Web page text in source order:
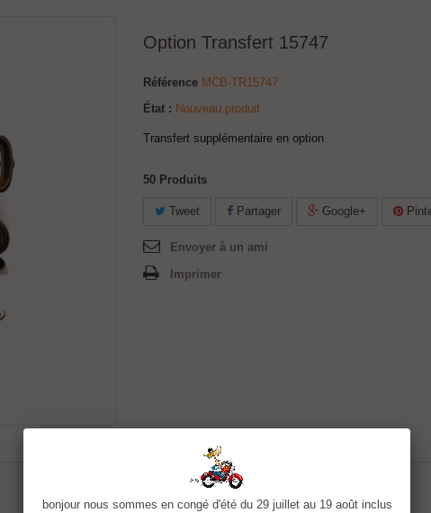
Option Transfert 15747
Référence MCB-TR15747
État : Nouveau produit
Transfert supplémentaire en option
50 Produits
Tweet Partager Google+
Envoyer à un ami
Imprimer
bonjour nous sommes en congé d'été du 29 juillet au 19 août inclus